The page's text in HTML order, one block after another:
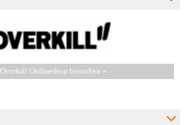
Overkill Onlineshop besuchen »